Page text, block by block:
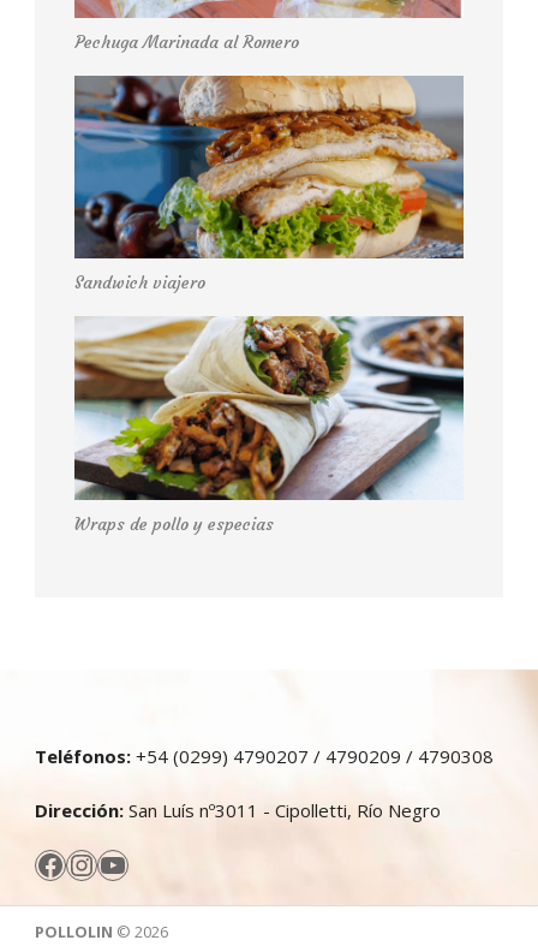
Pechuga Marinada al Romero
Sandwich viajero
Wraps de pollo y especias
Teléfonos: +54 (0299) 4790207 / 4790209 / 4790308
Dirección: San Luís nº3011 - Cipolletti, Río Negro
Facebook
Instagram
YouTube
POLLOLIN © 2026